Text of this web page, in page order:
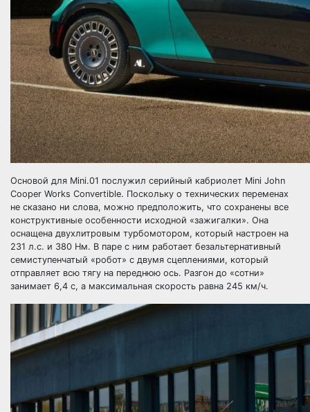
Основой для Mini.01 послужил серийный кабриолет Mini John
Cooper Works Convertible. Поскольку о технических переменах
не сказано ни слова, можно предположить, что сохранены все
конструктивные особенности исходной «зажигалки». Она
оснащена двухлитровым турбомотором, который настроен на
231 л.с. и 380 Нм. В паре с ним работает безальтернативный
семиступенчатый «робот» с двумя сцеплениями, который
отправляет всю тягу на переднюю ось. Разгон до «сотни»
занимает 6,4 с, а максимальная скорость равна 245 км/ч.